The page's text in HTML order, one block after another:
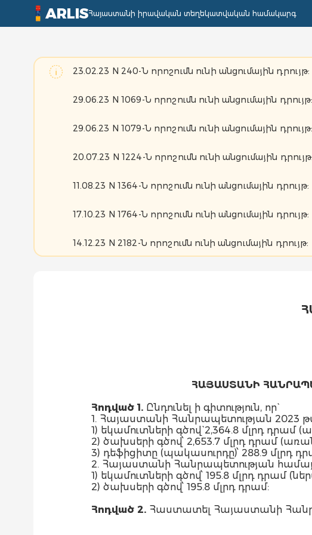
ARLISՀայաստանի իրավական տեղեկատվական համակարգ
23.02.23 N 240-Ն որոշումն ունի անցումային դրույթ:
29.06.23 N 1069-Ն որոշումն ունի անցումային դրույթ:
29.06.23 N 1079-Ն որոշումն ունի անցումային դրույթ:
20.07.23 N 1224-Ն որոշումն ունի անցումային դրույթ:
11.08.23 N 1364-Ն որոշումն ունի անցումային դրույթ:
17.10.23 N 1764-Ն որոշումն ունի անցումային դրույթ:
14.12.23 N 2182-Ն որոշումն ունի անցումային դրույթ:
ՀԱՅԱՍՏԱՆԻ
Հոդված 1. Ընդունել ի գիտություն, որ`
1. Հայաստանի Հանրապետության 2023
1) եկամուտների գծով` 2,364.8 մլրդ
2) ծախսերի գծով՝ 2,653.7 մլրդ դրամ
3) դեֆիցիտը (պակասուրդը)՝ 288.9 մլրդ
2. Հայաստանի Հանրապետության
1) եկամուտների գծով՝ 195.8 մլրդ դրամ
2) ծախսերի գծով՝ 195.8 մլրդ դրամ:
Հոդված 2. Հաստատել Հայաստանի